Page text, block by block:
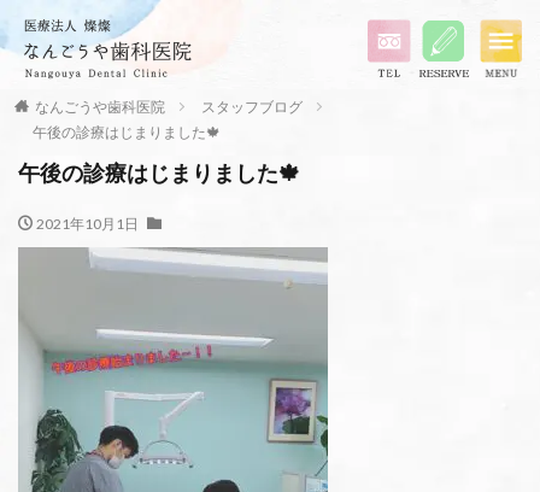
なんごうや歯科医院
スタッフブログ
午後の診療はじまりました🍁
午後の診療はじまりました🍁
2021年10月1日